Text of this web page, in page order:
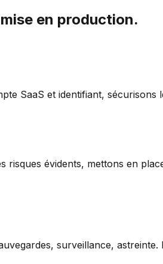
en production.
SaaS et identifiant,
évidents, mettons en
surveillance,